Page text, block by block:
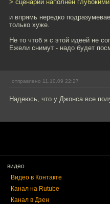
> сценарий наполнен
и впрямь нередко
только хуже.
Не то чтоб я с этой идеей не
Ежели снимут - надо будет
отправлено 11.10.09 22:27
Надеюсь, что у Джонса все
видео
Видео в Контакте
Канал на Rutube
Канал в Дзен